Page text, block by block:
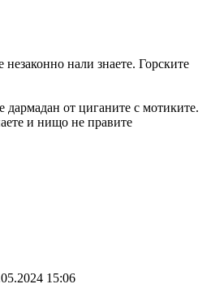
нали знаете. Горските
дармадан от циганите с мотиките.
и нищо не правите
15:06